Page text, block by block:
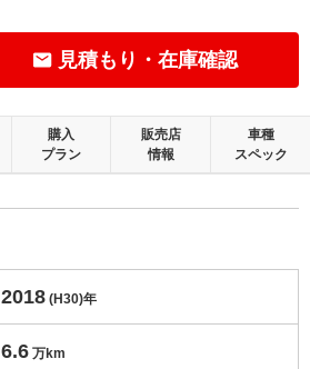
見積もり・在庫確認
購入
プラン
販売店
情報
車種
スペック
2018 (H30)年
6.6 万km